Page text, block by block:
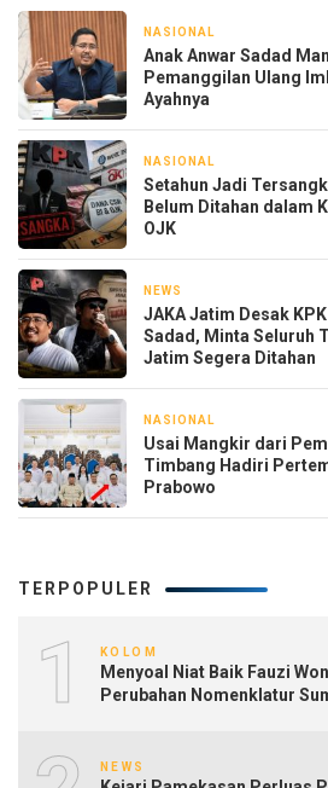
NASIONAL
Anak Anwar Sadad
Pemanggilan Ulang
Ayahnya
NASIONAL
Setahun Jadi
Belum Ditahan dalam
OJK
NEWS
JAKA Jatim Desak
Sadad, Minta Seluruh
Jatim Segera Ditahan
NASIONAL
Usai Mangkir dari
Timbang Hadiri
Prabowo
TERPOPULER
1 KOLOM
Menyoal Niat Baik Fauzi
Perubahan Nomenklatur
NEWS